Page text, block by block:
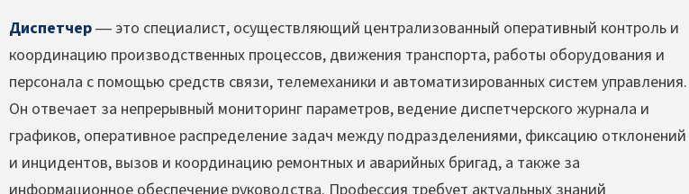
Диспетчер— это специалист, осуществляющий централизованный оперативный контроль и
координацию производственных процессов, движения транспорта, работы оборудования и
персонала с помощью средств связи, телемеханики и автоматизированных систем управления.
Он отвечает за непрерывный мониторинг параметров, ведение диспетчерского журнала и
графиков, оперативное распределение задач между подразделениями, фиксацию отклонений
и инцидентов, вызов и координацию ремонтных и аварийных бригад, а также за